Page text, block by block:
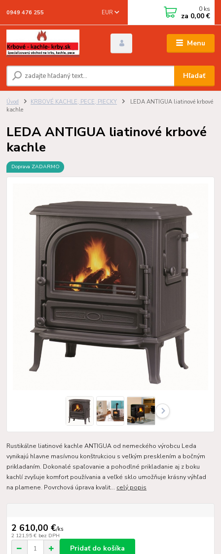
Menu
EUR
Hľadať
0949 476 255 0 ks
za 0,00 €
Úvod KRBOVÉ KACHLE, PECE, PIECKY
LEDA ANTIGUA liatinové krbové
kachle
LEDA ANTIGUA liatinové krbové
kachle
Doprava ZADARMO
Rustikálne liatinové kachle ANTIGUA od nemeckého výrobcu Leda
vynikajú hlavne masívnou konštrukciou s veľkým presklením a bočným
prikladaním. Dokonalé spaľovanie a pohodlné prikladanie aj z boku
kachlí zvyšuje komfort používania a veľké sklo umožňuje krásny výhľad
na plamene. Povrchová úprava kvalit... celý popis
2 610,00 €/ks
2 121,95 € bez DPH
Pridať do košíka